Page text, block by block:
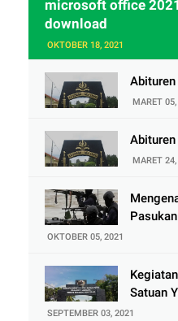
microsoft office
download
OKTOBER 18, 2021
MARET
MARET
OKTOBER 05, 2021
Satuan
SEPTEMBER 03, 2021